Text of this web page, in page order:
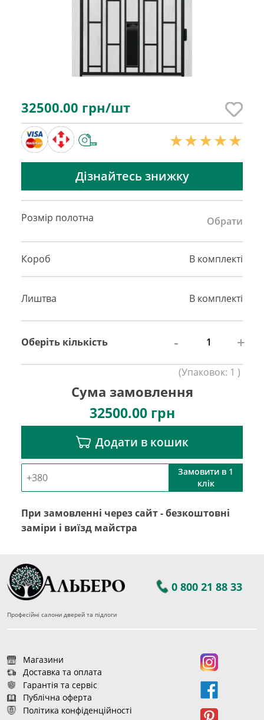
32500.00 грн/шт
Дізнайтесь знижку
Розмір полотна Обрати
Короб В комплекті
Лиштва В комплекті
Оберіть кількість - +
(Упаковок: 1 )
Сума замовлення
32500.00грн
Додати в кошик
Замовити в 1
клік
При замовленні через сайт - безкоштовні
заміри і виїзд майстра
0 800 21 88 33
Професійні салони дверей та підлоги
Магазини
Доставка та оплата
Гарантія та сервіс
Публічна оферта
Політика конфіденційності